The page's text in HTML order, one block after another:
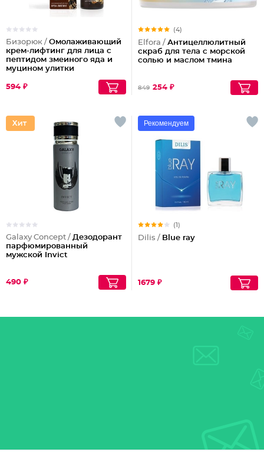
Бизорюк / Омолаживающий
крем-лифтинг для лица с
пептидом змеиного яда и
муцином улитки
594 ₽
(4)
Elfora / Антицеллюлитный
скраб для тела с морской
солью и маслом тмина
849 254 ₽
Galaxy Concept / Дезодорант
парфюмированный
мужской Invict
490 ₽
Рекомендуем
(1)
Dilis / Blue ray
1679 ₽